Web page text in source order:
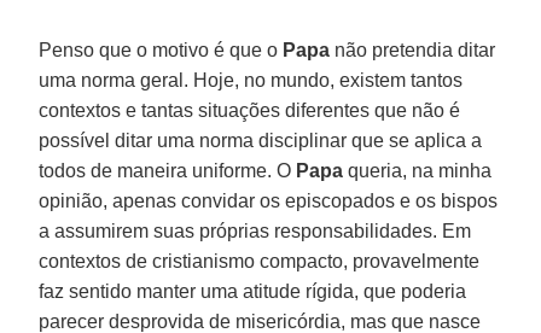
Penso que o motivo é que o Papa não pretendia ditar
uma norma geral. Hoje, no mundo, existem tantos
contextos e tantas situações diferentes que não é
possível ditar uma norma disciplinar que se aplica a
todos de maneira uniforme. O Papa queria, na minha
opinião, apenas convidar os episcopados e os bispos
a assumirem suas próprias responsabilidades. Em
contextos de cristianismo compacto, provavelmente
faz sentido manter uma atitude rígida, que poderia
parecer desprovida de misericórdia, mas que nasce